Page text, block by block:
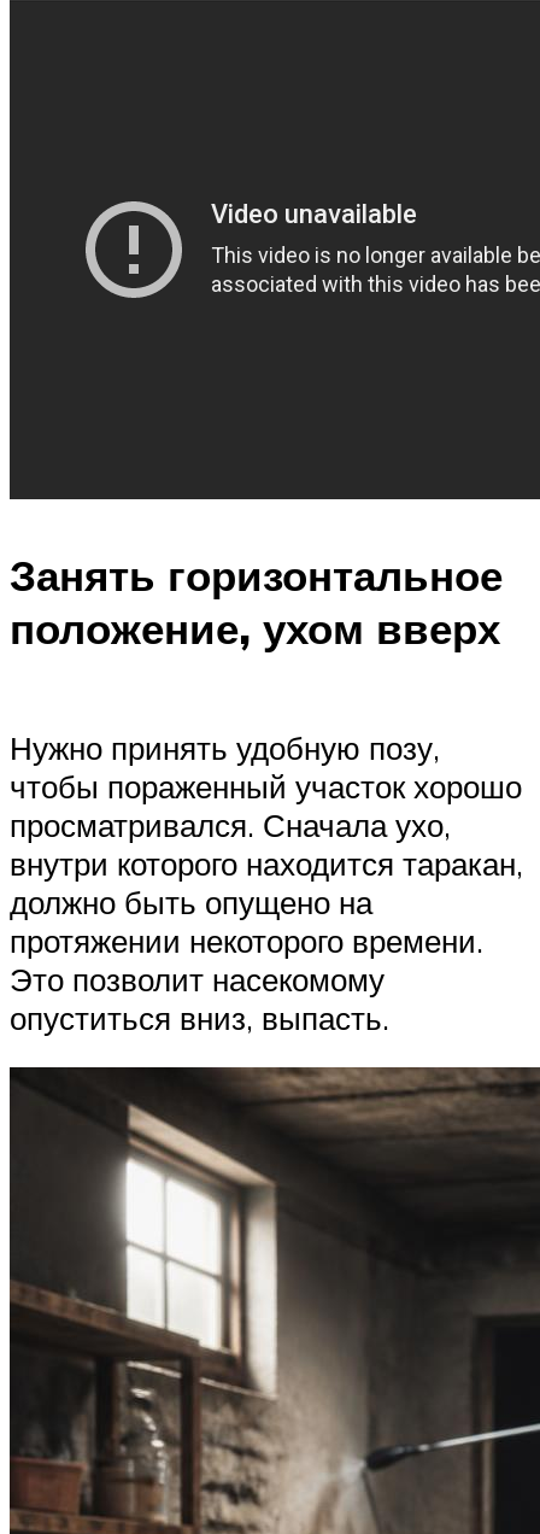
Занять горизонтальное
положение, ухом вверх
Нужно принять удобную позу,
чтобы пораженный участок хорошо
просматривался. Сначала ухо,
внутри которого находится таракан,
должно быть опущено на
протяжении некоторого времени.
Это позволит насекомому
опуститься вниз, выпасть.